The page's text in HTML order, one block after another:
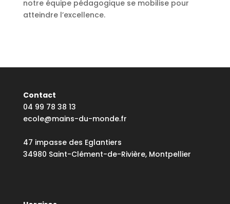
notre équipe pédagogique se mobilise pour
atteindre l’excellence.
Contact
04 99 78 38 13
ecole@mains-du-monde.fr
47 impasse des Eglantiers
34980 Saint-Clément-de-Rivière, Montpellier